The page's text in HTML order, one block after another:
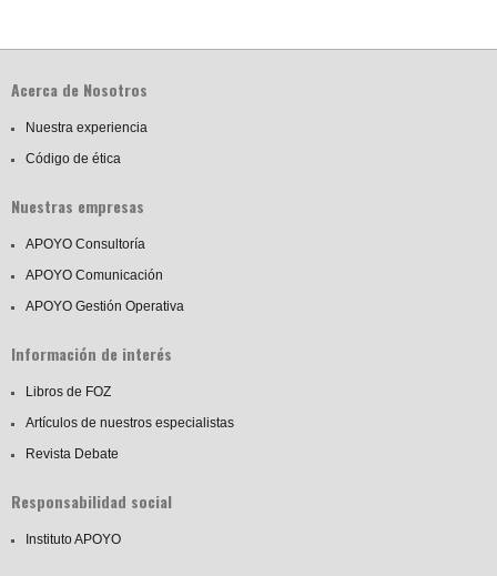
Acerca de Nosotros
Nuestra experiencia
Código de ética
Nuestras empresas
APOYO Consultoría
APOYO Comunicación
APOYO Gestión Operativa
Información de interés
Libros de FOZ
Artículos de nuestros especialistas
Revista Debate
Responsabilidad social
Instituto APOYO